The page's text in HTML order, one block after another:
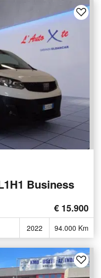
Business
€ 15.900
2022 94.000 Km